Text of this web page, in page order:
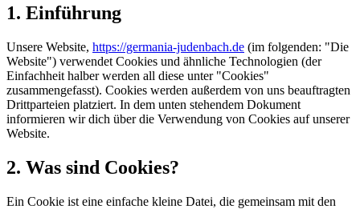
1. Einführung
Unsere Website, https://germania-judenbach.de (im folgenden: "Die
Website") verwendet Cookies und ähnliche Technologien (der
Einfachheit halber werden all diese unter "Cookies"
zusammengefasst). Cookies werden außerdem von uns beauftragten
Drittparteien platziert. In dem unten stehendem Dokument
informieren wir dich über die Verwendung von Cookies auf unserer
Website.
2. Was sind Cookies?
Ein Cookie ist eine einfache kleine Datei, die gemeinsam mit den